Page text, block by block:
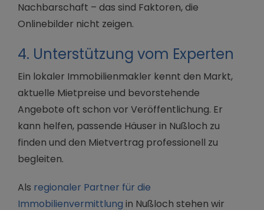
Nachbarschaft – das sind Faktoren, die
Onlinebilder nicht zeigen.
4. Unterstützung vom Experten
Ein lokaler Immobilienmakler kennt den Markt,
aktuelle Mietpreise und bevorstehende
Angebote oft schon vor Veröffentlichung. Er
kann helfen, passende Häuser in Nußloch zu
finden und den Mietvertrag professionell zu
begleiten.
Als regionaler Partner für die
Immobilienvermittlung in Nußloch stehen wir